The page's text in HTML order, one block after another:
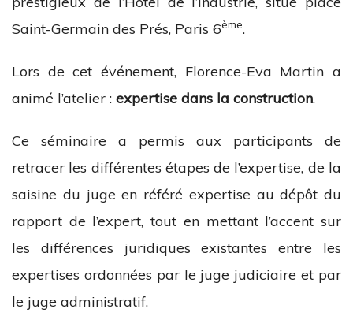
Saint-Germain des Prés, Paris 6ème.
Lors de cet événement, Florence-Eva Martin a
animé l’atelier : expertise dans la construction.
Ce séminaire a permis aux participants de
retracer les différentes étapes de l’expertise, de la
saisine du juge en référé expertise au dépôt du
rapport de l’expert, tout en mettant l’accent sur
les différences juridiques existantes entre les
expertises ordonnées par le juge judiciaire et par
le juge administratif.